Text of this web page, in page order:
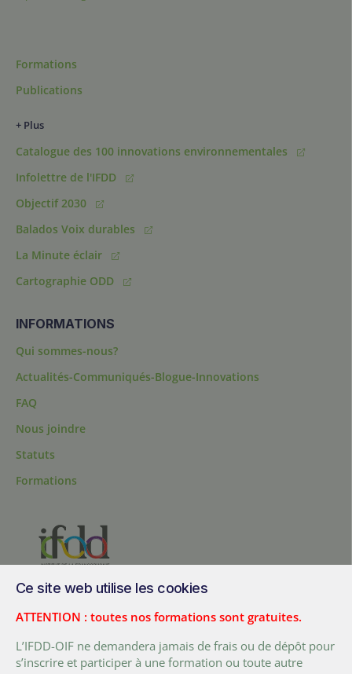
Formations
Publications
+ Plus
Catalogue des 100 innovations environnementales
Infolettre de l'IFDD
Objectif 2030
Balados Voix durables
La Minute éclair
Cartographie ODD
INFORMATIONS
Qui sommes-nous?
Actualités-Communiqués-Blogue-Innovations
FAQ
Nous joindre
Statuts
Formations
Canada
Tél. :+ (1) 418 692 5727
Fax :+ (1) 418 692 5644
Ce site web utilise les cookies
ATTENTION : toutes nos formations sont gratuites.
L’IFDD-OIF ne demandera jamais de frais ou de dépôt pour
s’inscrire et participer à une formation ou toute autre